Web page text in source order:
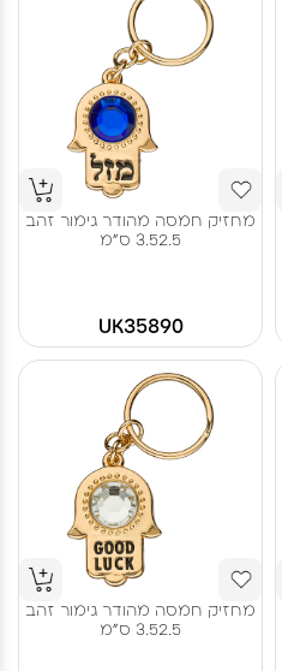
מחזיק חמסה מהודר גימור זהב
3.52.5 ס"מ
UK35890
מחזיק חמסה מהודר גימור זהב
3.52.5 ס"מ